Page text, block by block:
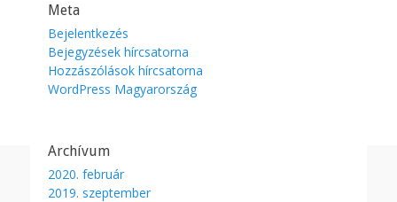
Meta
Bejelentkezés
Bejegyzések hírcsatorna
Hozzászólások hírcsatorna
WordPress Magyarország
Archívum
2020. február
2019. szeptember